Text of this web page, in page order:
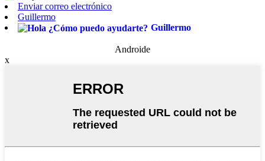
Enviar correo electrónico
Guillermo
Guillermo
Androide
x